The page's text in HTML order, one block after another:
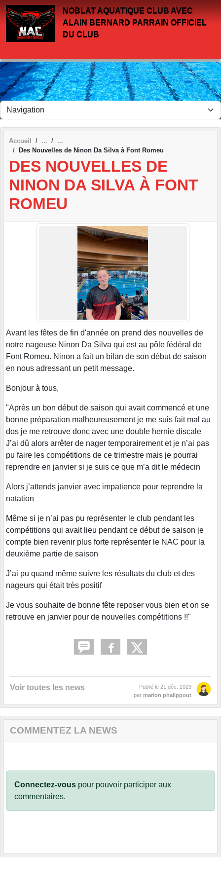
NOBLAT AQUATIQUE CLUB AVEC
ALAIN BERNARD PARRAIN OFFICIEL
DU CLUB
Accueil
Des Nouvelles de Ninon Da Silva à Font Romeu
DES NOUVELLES DE
NINON DA SILVA À FONT
ROMEU
Avant les fêtes de fin d'année on prend des nouvelles de
notre nageuse Ninon Da Silva qui est au pôle fédéral de
Font Romeu. Ninon a fait un bilan de son début de saison
en nous adressant un petit message.
Bonjour à tous,
"Après un bon début de saison qui avait commencé et une
bonne préparation malheureusement je me suis fait mal au
dos je me retrouve donc avec une double hernie discale
J’ai dû alors arrêter de nager temporairement et je n’ai pas
pu faire les compétitions de ce trimestre mais je pourrai
reprendre en janvier si je suis ce que m’a dit le médecin
Alors j’attends janvier avec impatience pour reprendre la
natation
Même si je n’ai pas pu représenter le club pendant les
compétitions qui avait lieu pendant ce début de saison je
compte bien revenir plus forte représenter le NAC pour la
deuxième partie de saison
J’ai pu quand même suivre les résultats du club et des
nageurs qui était très positif
Je vous souhaite de bonne fête reposer vous bien et on se
retrouve en janvier pour de nouvelles compétitions !!"
Voir toutes les news Publié le 21 déc. 2023
par marion phalippout
COMMENTEZ LA NEWS
Connectez-vous pour pouvoir participer aux
commentaires.
Panneau de gestion des cookies